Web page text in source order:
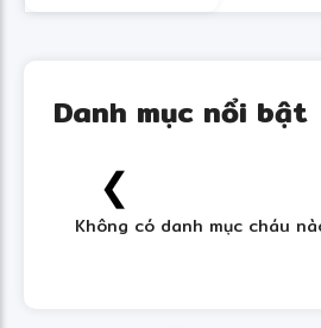
Danh mục nổi bật
❮
Không có danh mục cháu